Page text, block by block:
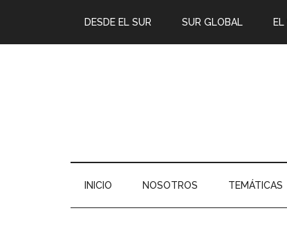
DESDE EL SUR SUR GLOBAL
INICIO NOSOTROS TEMÁTICAS